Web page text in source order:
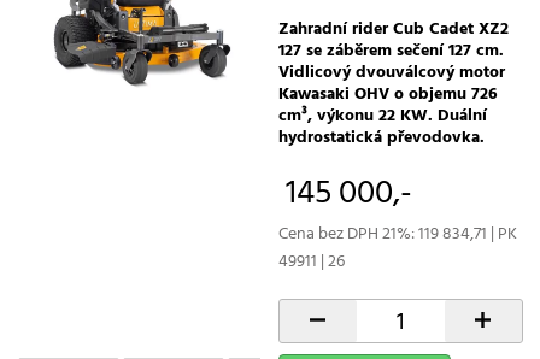
Zahradní rider Cub Cadet XZ2
127 se záběrem sečení 127 cm.
Vidlicový dvouválcový motor
Kawasaki OHV o objemu 726
cm³, výkonu 22 KW. Duální
hydrostatická převodovka.
145 000,-
Cena bez DPH 21%: 119 834,71 | PK
49911 | 26
- +